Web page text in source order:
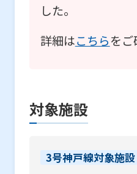
した。
詳細はこちらをご
対象施設
3号神戸線対象施設